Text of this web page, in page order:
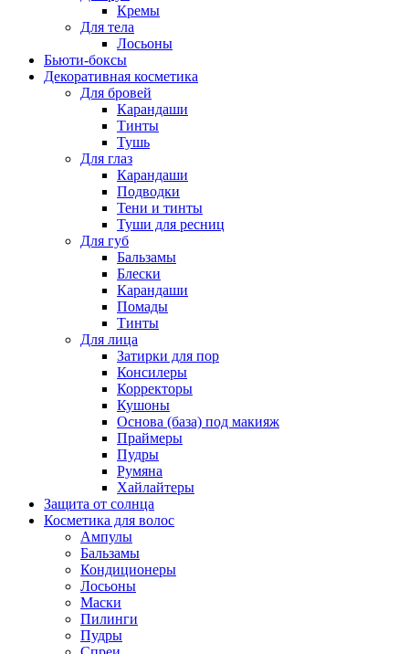
Кремы
Для тела
Лосьоны
Бьюти-боксы
Декоративная косметика
Для бровей
Карандаши
Тинты
Тушь
Для глаз
Карандаши
Подводки
Тени и тинты
Туши для ресниц
Для губ
Бальзамы
Блески
Карандаши
Помады
Тинты
Для лица
Затирки для пор
Консилеры
Корректоры
Кушоны
Основа (база) под макияж
Праймеры
Пудры
Румяна
Хайлайтеры
Защита от солнца
Косметика для волос
Ампулы
Бальзамы
Кондиционеры
Лосьоны
Маски
Пилинги
Пудры